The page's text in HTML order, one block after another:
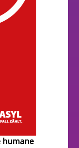
humane